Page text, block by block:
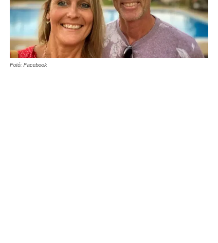
Fotó: Facebook